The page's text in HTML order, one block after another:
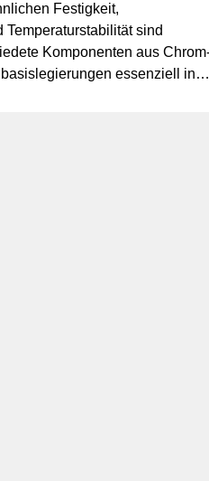
Festigkeit,
sind
Komponenten aus
essenziell in